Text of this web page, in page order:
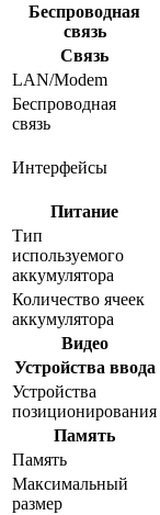
Беспроводная
связь
Связь
LAN/Modem
Беспроводная
связь
Интерфейсы
Питание
Тип
используемого
аккумулятора
Количество ячеек
аккумулятора
Видео
Устройства ввода
Устройства
позиционирования
Память
Память
Максимальный
размер